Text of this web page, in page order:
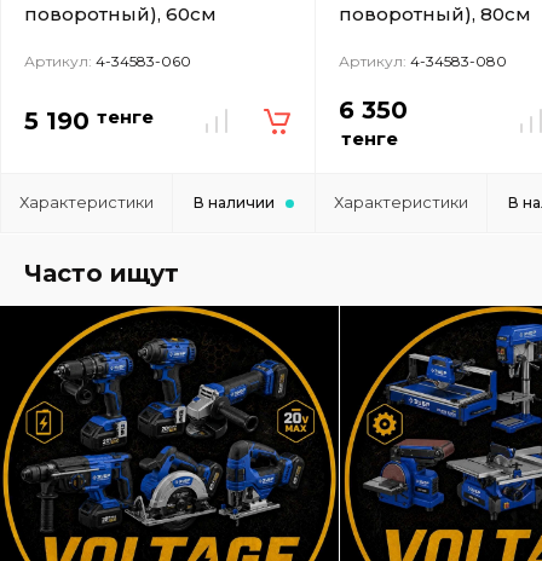
поворотный), 60см
Артикул: 4-34583-060
5 190 тенге
Характеристики В наличии
поворотный), 80см
Артикул: 4-34583-080
6 350
тенге
Характеристики В
Часто ищут